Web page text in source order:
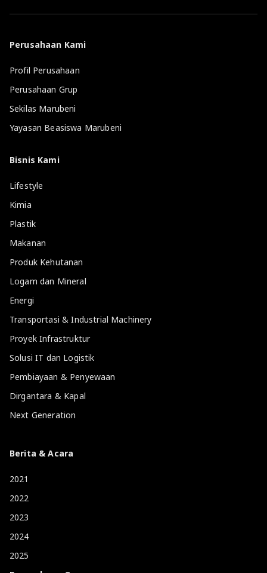
Perusahaan Kami
Profil Perusahaan
Perusahaan Grup
Sekilas Marubeni
Yayasan Beasiswa Marubeni
Bisnis Kami
Lifestyle
Kimia
Plastik
Makanan
Produk Kehutanan
Logam dan Mineral
Energi
Transportasi & Industrial Machinery
Proyek Infrastruktur
Solusi IT dan Logistik
Pembiayaan & Penyewaan
Dirgantara & Kapal
Next Generation
Berita & Acara
2021
2022
2023
2024
2025